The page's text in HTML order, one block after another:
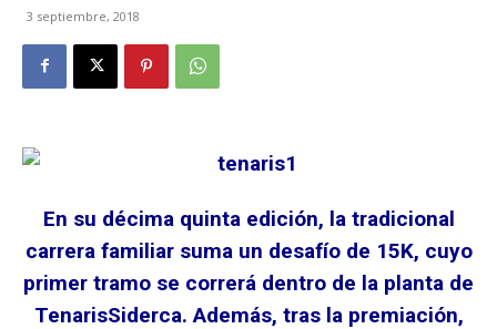
3 septiembre, 2018
En su décima quinta edición, la tradicional
carrera familiar suma un desafío de 15K, cuyo
primer tramo se correrá dentro de la planta de
TenarisSiderca. Además, tras la premiación,